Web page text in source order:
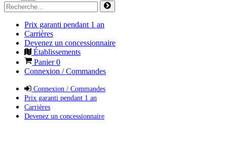
Prix garanti pendant 1 an
Carrières
Devenez un concessionnaire
Établissements
Panier0
Connexion / Commandes
Connexion / Commandes
Prix garanti pendant 1 an
Carrières
Devenez un concessionnaire